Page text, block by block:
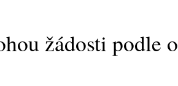
žádosti podle